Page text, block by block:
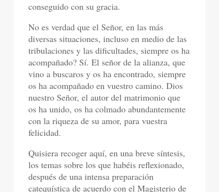
conseguido con su gracia.
No es verdad que el Señor, en las más
diversas situaciones, incluso en medio de las
tribulaciones y las dificultades, siempre os ha
acompañado? Sí. El señor de la alianza, que
vino a buscaros y os ha encontrado, siempre
os ha acompañado en vuestro camino. Dios
nuestro Señor, el autor del matrimonio que
os ha unido, os ha colmado abundantemente
con la riqueza de su amor, para vuestra
felicidad.
Quisiera recoger aquí, en una breve síntesis,
los temas sobre los que habéis reflexionado,
después de una intensa preparación
catequística de acuerdo con el Magisterio de